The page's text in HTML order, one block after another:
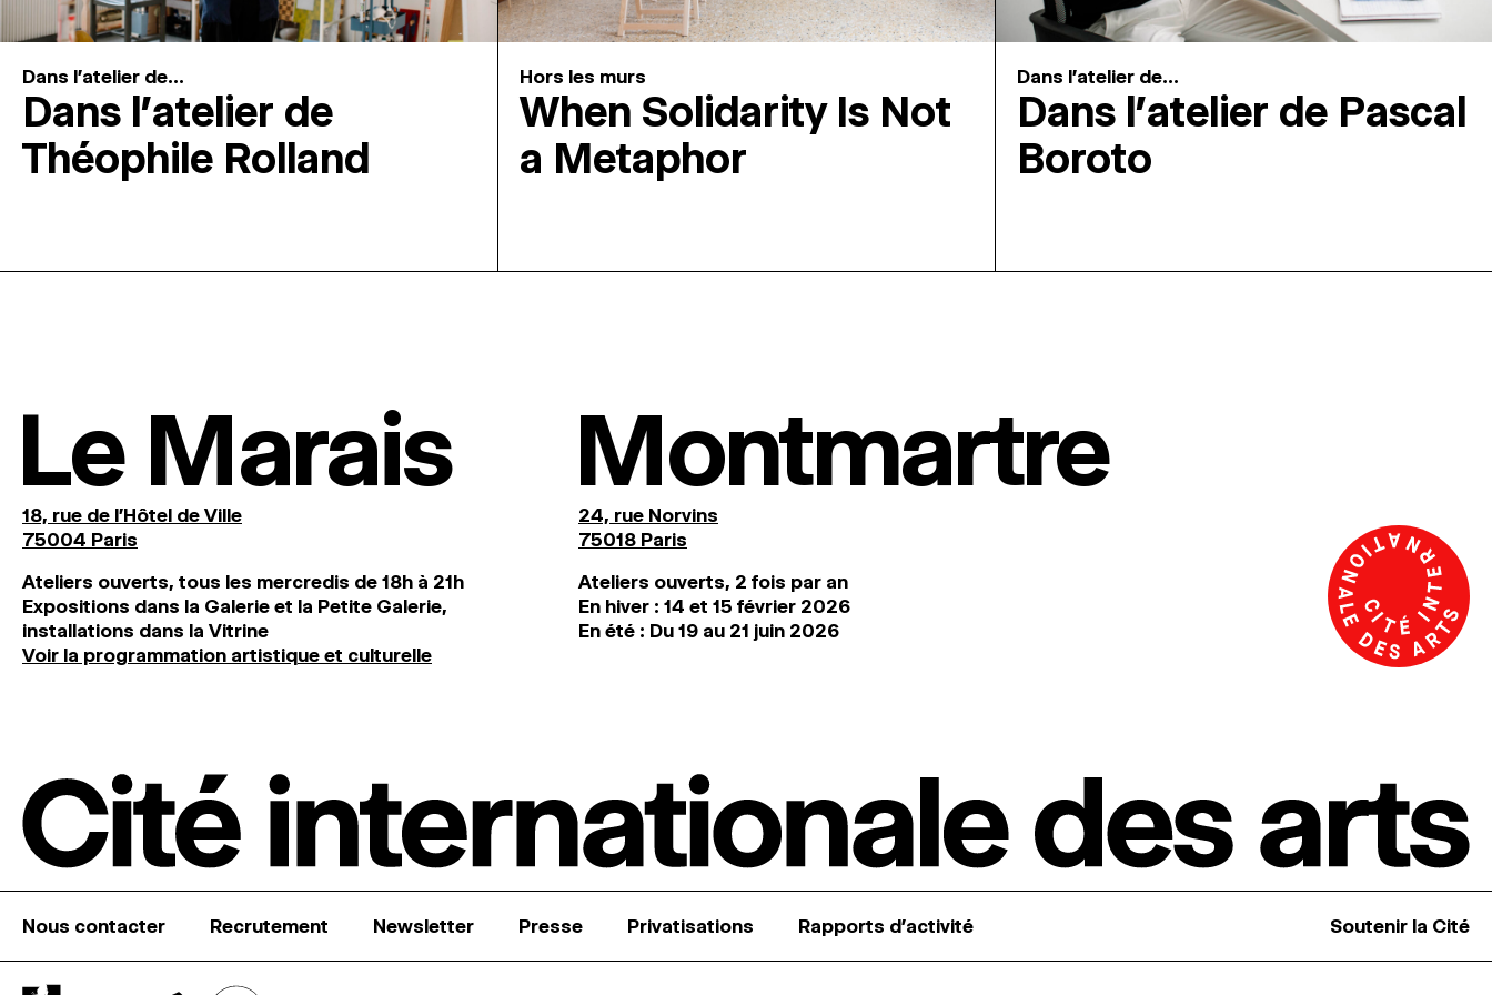
Dans l'atelier de...
Dans l’atelier de
Théophile Rolland
Hors les murs
When Solidarity Is Not
a Metaphor
Dans l'atelier de...
Dans l’atelier de Pascal
Boroto
Le Marais
18, rue de l'Hôtel de Ville
75004 Paris
Ateliers ouverts, tous les mercredis de 18h à 21h
Expositions dans la Galerie et la Petite Galerie,
installations dans la Vitrine
Voir la programmation artistique et culturelle
Montmartre
24, rue Norvins
75018 Paris
Ateliers ouverts, 2 fois par an
En hiver : 14 et 15 février 2026
En été : Du 19 au 21 juin 2026
Nous contacter Recrutement Newsletter Presse Privatisations Rapports d’activité Soutenir la Cité